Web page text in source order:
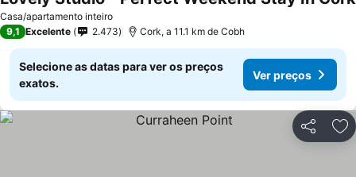
Casa/apartamento inteiro
9,1 Excelente 2.473 Cork, a 11.1 km de Cobh
Selecione as datas para ver os preços
exatos.
Ver preços
Partilhar